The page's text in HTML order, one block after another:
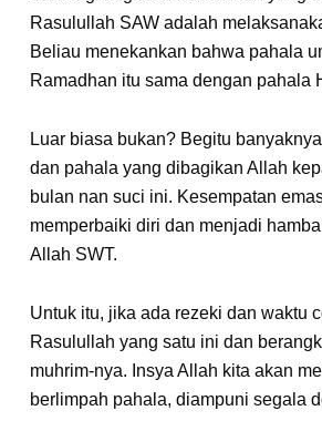
Rasulullah SAW adalah
Beliau menekankan bahwa pahala
Ramadhan itu sama dengan pahala
Luar biasa bukan? Begitu
dan pahala yang dibagikan Allah
bulan nan suci ini. Kesempatan
memperbaiki diri dan menjadi
Allah SWT.
Untuk itu, jika ada rezeki dan waktu
Rasulullah yang satu ini dan
muhrim-nya. Insya Allah kita akan
berlimpah pahala, diampuni segala